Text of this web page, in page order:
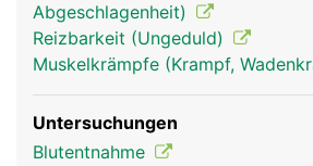
Nebenschilddrüse
Frau
Mann
Abgeschlagenheit)
Reizbarkeit (Ungeduld)
Muskelkrämpfe (Krampf,
Untersuchungen
Blutentnahme